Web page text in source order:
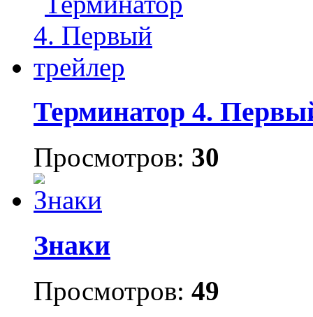
Терминатор 4.
Просмотров: 30
Знаки
Просмотров: 49